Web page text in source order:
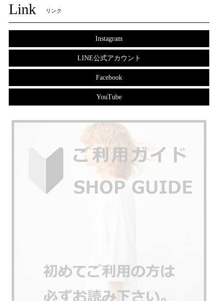
Link リンク
Instagram
LINE公式アカウント
Facebook
YouTube